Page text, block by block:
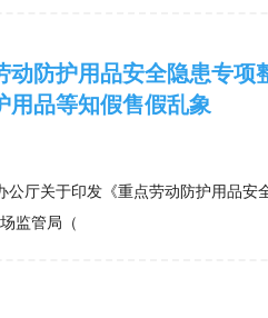
防护用品安全隐患专项
用品等知假售假乱象
厅关于印发《重点劳动防护用品安
监管局（